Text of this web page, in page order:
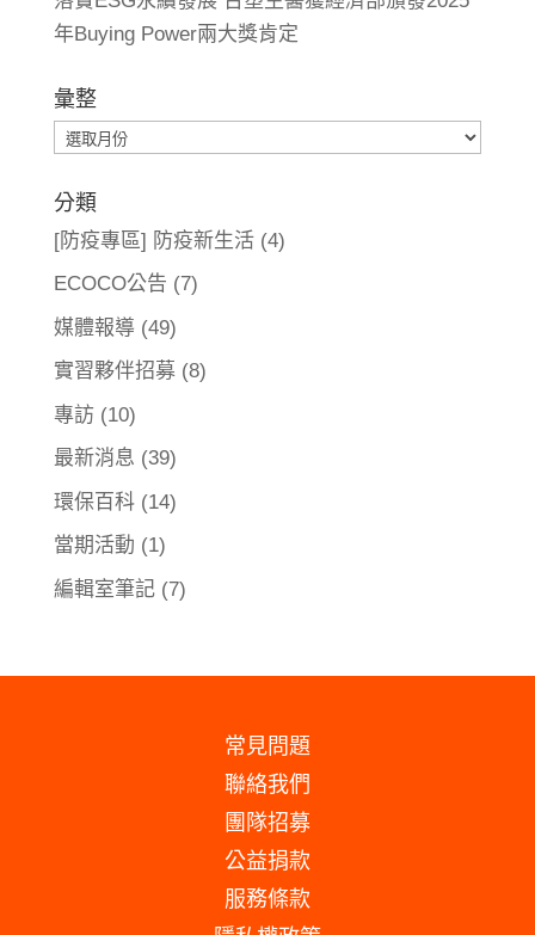
年Buying Power兩大獎肯定
彙整
彙
分類
[防疫專區] 防疫新生活(4)
ECOCO公告 (7)
媒體報導 (49)
實習夥伴招募(8)
專訪(10)
最新消息 (39)
環保百科(14)
當期活動 (1)
編輯室筆記(7)
常見問題
聯絡我們
團隊招募
公益捐款
服務條款